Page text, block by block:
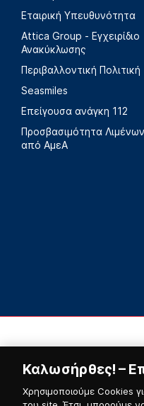
Εταιρική Υπευθυνότητα
Attica Group - Εγχειρίδιο
Ανακύκλωσης
Περιβαλλοντική Πολιτική
Seasmiles
Επείγουσα ανάγκη 112
Προσβασιμότητα Λιμένων
από ΑμεΑ
Καλωσήρθες! –
Χρησιμοποιούμε Cookies